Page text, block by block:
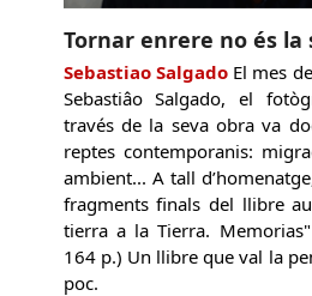
Tornar enrere no és la
Sebastiao SalgadoEl mes
Sebastiâo Salgado, el
través de la seva obra va
reptes contemporanis:
ambient... A tall
fragments finals del llibre
tierra a la Tierra.
164 p.) Un llibre que val la
poc.